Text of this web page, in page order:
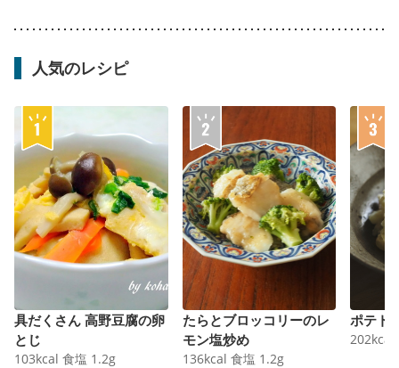
人気のレシピ
具だくさん 高野豆腐の卵
とじ
103kcal 食塩 1.2g
たらとブロッコリーのレ
モン塩炒め
136kcal 食塩 1.2g
ポテト
202kcal